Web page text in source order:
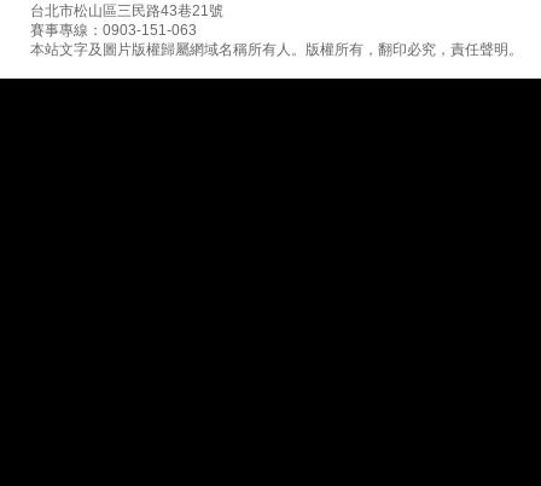
台北市松山區三民路43巷21號
賽事專線：0903-151-063
本站文字及圖片版權歸屬網域名稱所有人。版權所有，翻印必究，責任聲明。